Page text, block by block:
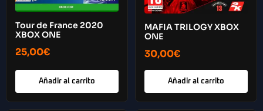
Tour de France 2020
XBOX ONE
25,00€
Añadir al carrito
MAFIA TRILOGY XBOX
ONE
30,00€
Añadir al carrito